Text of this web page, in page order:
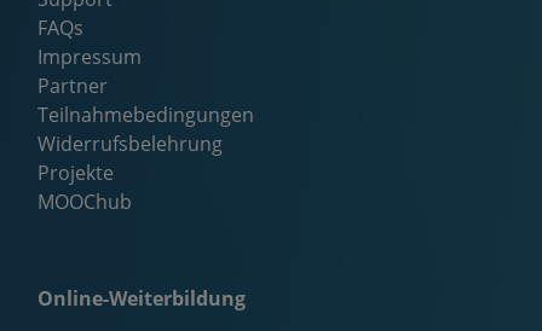
FAQs
Impressum
Partner
Teilnahmebedingungen
Widerrufsbelehrung
Projekte
MOOChub
Online-Weiterbildung